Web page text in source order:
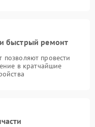
быстрый ремонт
провести
в кратчайшие